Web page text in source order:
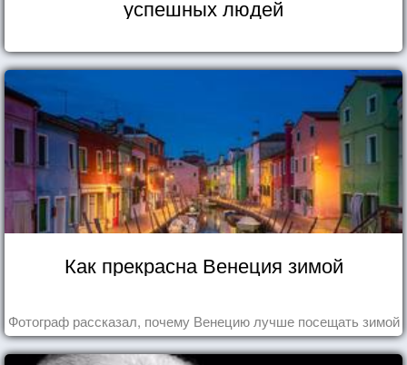
успешных людей
Как прекрасна Венеция зимой
Фотограф рассказал, почему Венецию лучше посещать зимой